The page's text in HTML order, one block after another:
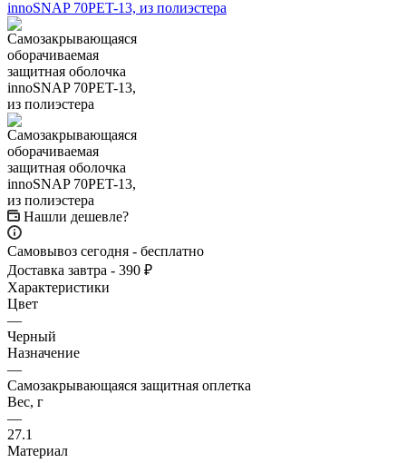
Нашли дешевле?
Самовывоз сегодня - бесплатно
Доставка завтра - 390 ₽
Характеристики
Цвет
—
Черный
Назначение
—
Самозакрывающаяся защитная оплетка
Вес, г
—
27.1
Материал